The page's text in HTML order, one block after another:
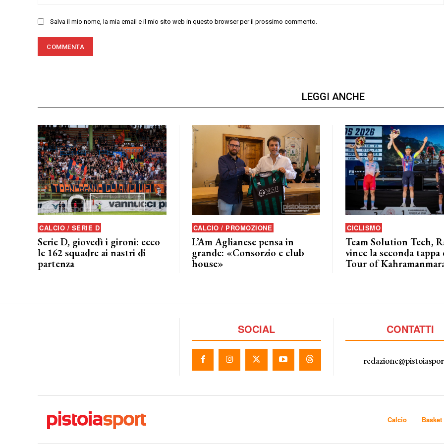
Salva il mio nome, la mia email e il mio sito web in questo browser per il prossimo commento.
LEGGI ANCHE
CALCIO / SERIE D
Serie D, giovedì i gironi: ecco
le 162 squadre ai nastri di
partenza
CALCIO / PROMOZIONE
L’Am Aglianese pensa in
grande: «Consorzio e club
house»
CICLISMO
Team Solution Tech,
vince la seconda tappa
Tour of
SOCIAL CONTATTI
Calcio Basket